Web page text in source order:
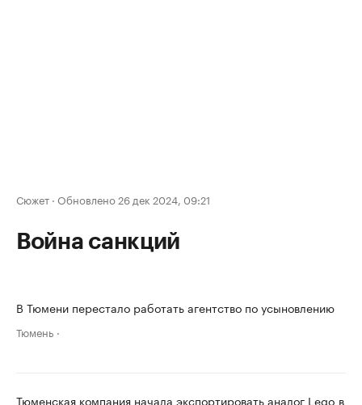
Сюжет · Обновлено 26 дек 2024, 09:21
Война санкций
В Тюмени перестало работать агентство по усыновлению
Тюмень
Тюменская компания начала экспортировать аналог Lego в